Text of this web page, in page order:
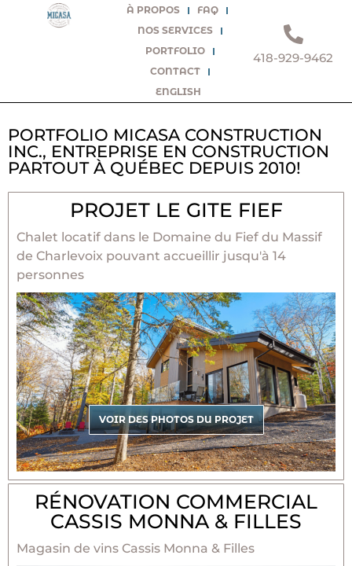
À PROPOS
FAQ
NOS SERVICES
PORTFOLIO
CONTACT
ENGLISH
418-929-9462
PORTFOLIO MICASA CONSTRUCTION
INC., ENTREPRISE EN CONSTRUCTION
PARTOUT À QUÉBEC DEPUIS 2010!
PROJET LE GITE FIEF
Chalet locatif dans le Domaine du Fief du Massif
de Charlevoix pouvant accueillir jusqu'à 14
personnes
VOIR DES PHOTOS DU PROJET
RÉNOVATION COMMERCIAL
CASSIS MONNA & FILLES
Magasin de vins Cassis Monna & Filles